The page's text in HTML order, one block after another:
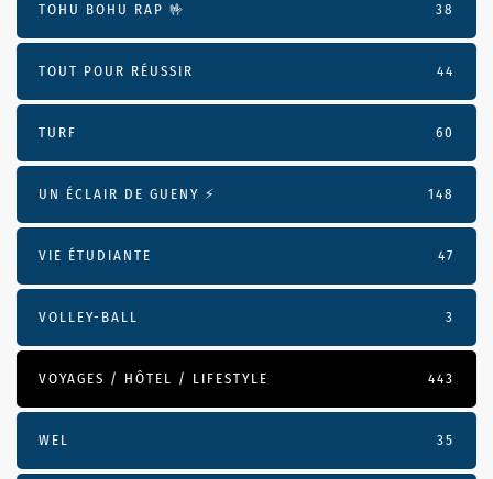
TOHU BOHU RAP 🤟 38
TOUT POUR RÉUSSIR 44
TURF 60
UN ÉCLAIR DE GUENY ⚡️ 148
VIE ÉTUDIANTE 47
VOLLEY-BALL 3
VOYAGES / HÔTEL / LIFESTYLE 443
WEL 35